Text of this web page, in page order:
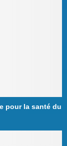
pour la santé du